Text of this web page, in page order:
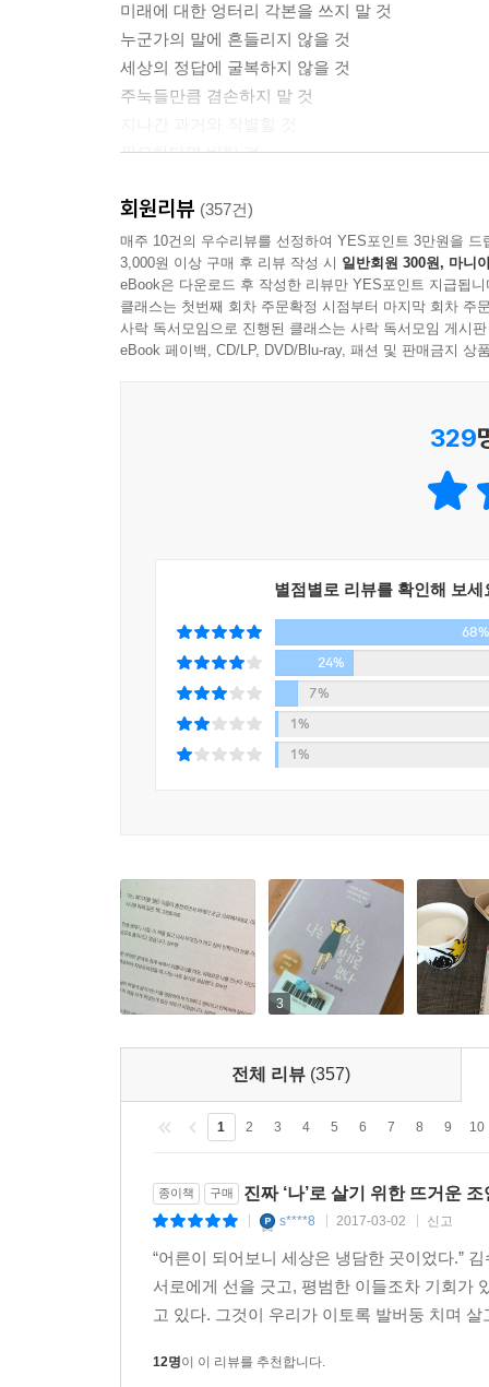
사람을 불행하게 하는 두려움의 실체는 가난이
있다.
--- 「방황하는 어른이 될 것」 중에서
냉담한 세상에서 인간성을 잃지 않고 살아가기
맞서야 한다. 그리고 나와 타인을 위해, 더 나은
을 견디고 있는 그대로의 나로서 살아가기 위하여.
---「에필로그」중에서
미래에 대한 엉터리 각본을 쓰지 말 것
누군가의 말에 흔들리지 않을 것
세상의 정답에 굴복하지 않을 것
주눅들만큼 겸손하지 말 것
필요하다면 버틸 것
누구도 흉내 내지 않고 누구도 부러워하지 않는
나를 인정하고 사랑하는 방법을 말하다
아무런 잘못 없이 스스로를 질책해야 했던 나와 닮
우린 잘못이 없다고. 나로서 당당하게 살아가도 된
이 책은 사회 심리학을 편한 에세이로 풀어내
직장 동료의 이야기, 친구의 직장 동료의 가족의
흙수저로 나누는 사람들에 대한 이야기를 통해
우리는 왜 이런 현실 속에 자신을 내동댕이치는
무엇인지, 차별과 모욕으로 우리가 얻는 것은 무
책을 통해, 우리 스스로 무언가 단단히 잘못한 사
고개를 들라고, 그럴 필요 없다고. 그리고 나와 타
불친절한 세상에서 ‘나’로 살아남기 위해
눈치 보지 않고 나다울 수 있는 ‘당신’을 위해
평범하지만 아름다운 ‘우리’ 보통의 존재들을 위하
내가 아닌 모습으로 사랑받느니
모두 괜찮은 척 하고 있는 건 아닐까. 사실은 괜
실력, 애매한 어른으로 자란 우리는 모두 어른을
떨어지는 취업률과 치솟는 물가는 아직 사회에
모두 고민하고 모두 답답해하는 현실, 그게 지금
원하던 모습일까?
사회가 아닌 개인에 집중한 내면의 이야기들에
회원리뷰 (357건)
매주 10건의 우수리뷰를 선정하여 YES포인트 3만원을 드
3,000원 이상 구매 후 리뷰 작성 시 일반회원 300원, 마니
eBook은 다운로드 후 작성한 리뷰만 YES포인트 지급됩니
클래스는 첫번째 회차 주문확정 시점부터 마지막 회차 주
사락 독서모임으로 진행된 클래스는 사락 독서모임 게시
eBook 페이백, CD/LP, DVD/Blu-ray, 패션 및 판매금지 상
329
별점별로 리뷰를 확인해 보세
68%
24%
7%
1%
1%
3
전체 리뷰 (357)
1 2 3 4 5 6 7 8 9 10
종이책 구매 진짜 ‘나’로 살기 위한 뜨거운
s****8 2017-03-02 신고
“어른이 되어보니 세상은 냉담한 곳이었다.”
서로에게 선을 긋고, 평범한 이들조차 기회가
고 있다. 그것이 우리가 이토록 발버둥 치며
12명이 이 리뷰를 추천합니다.